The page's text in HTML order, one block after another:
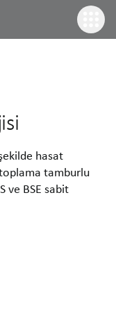
hasat
tamburlu
ve BSE sabit